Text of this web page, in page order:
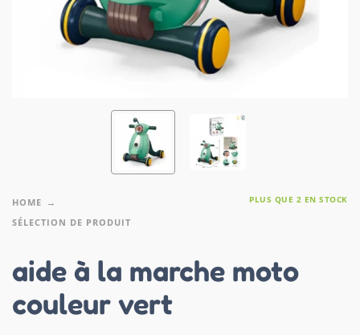
HOME
SÉLECTION DE PRODUIT
PLUS QUE 2 EN STOCK
aide à la marche moto
couleur vert